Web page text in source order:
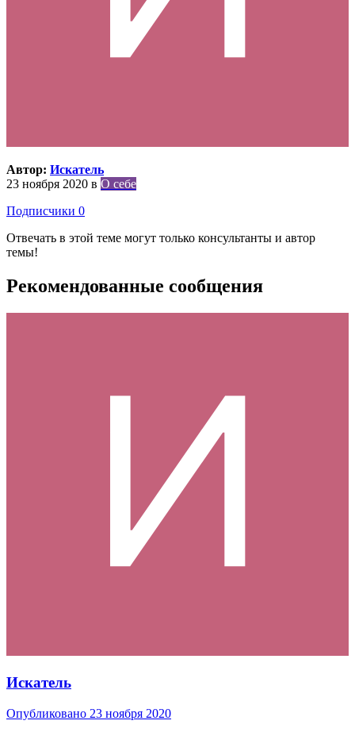
Автор: Искатель
23 ноября 2020 в О себе
Подписчики 0
Отвечать в этой теме могут только консультанты и автор
темы!
Рекомендованные сообщения
Искатель
Опубликовано 23 ноября 2020